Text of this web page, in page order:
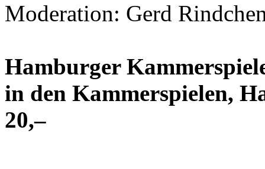
Moderation: Gerd
Hamburger
in den Kammerspielen,
20,–